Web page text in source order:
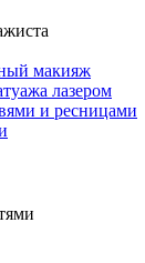
макияж
лазером
и ресницами